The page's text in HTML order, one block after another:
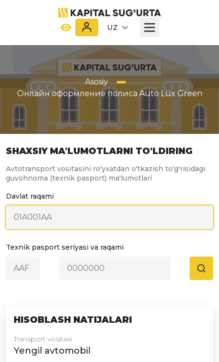
UZ
Asosiy
Онлайн оформление полиса Auto Lux Green
SHAXSIY MA'LUMOTLARNI TO'LDIRING
Avtotransport vositasini ro'yxatdan o'tkazish to'g'risidagi
guvohnoma (texnik pasport) ma'lumotlari
Davlat raqami
Texnik pasport seriyasi va raqami
HISOBLASH NATIJALARI
Transport vositasi
Yengil avtomobil